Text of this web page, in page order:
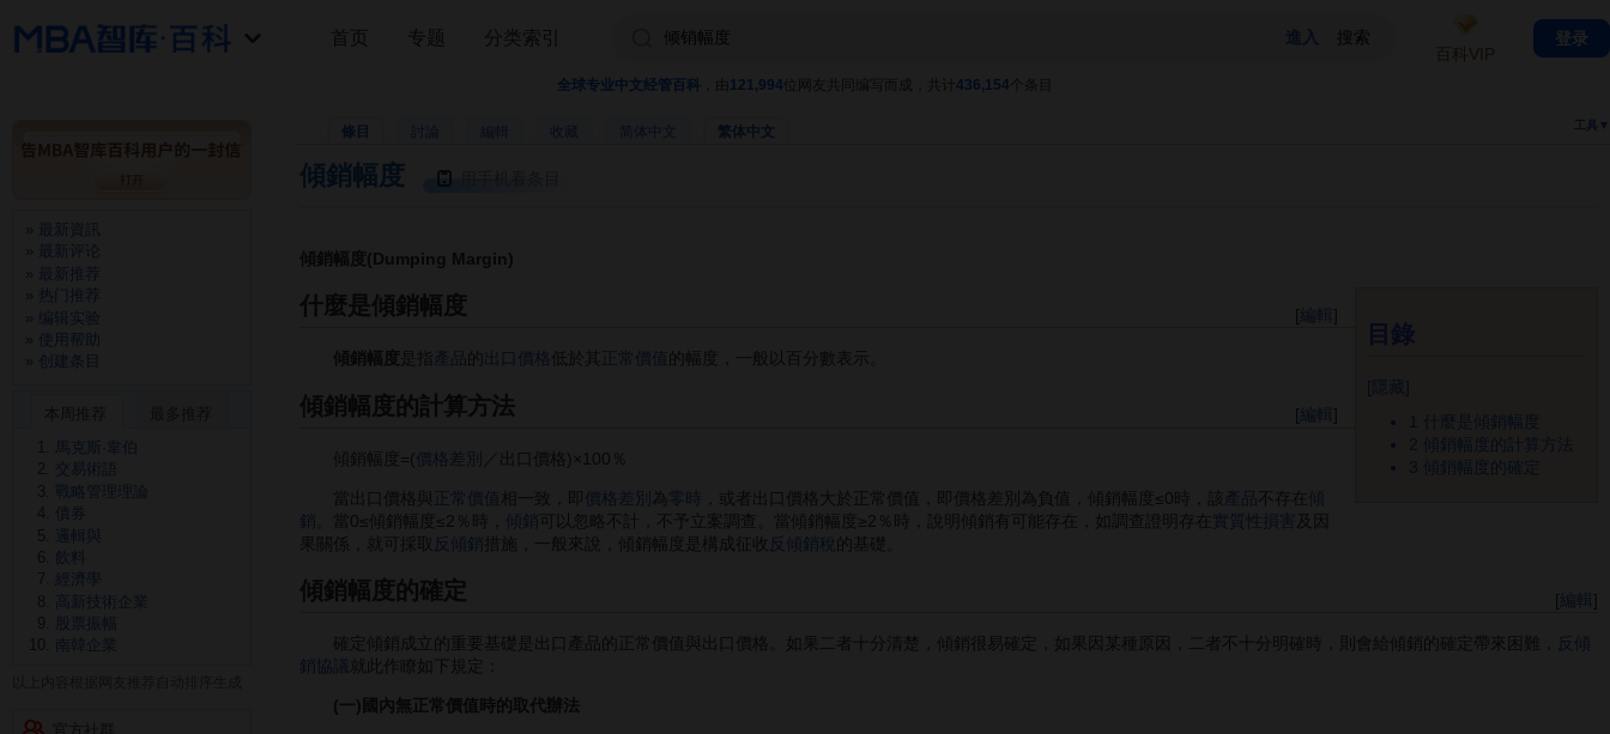
全球专业中文经管百科 121,994 位网友共同编写而成，共计 436,154 个条目
條目 收藏 繁体中文 工具▼
傾銷幅度
傾銷幅度(Dumping Margin)
1 什麼是傾銷幅度
2
傾銷幅度的計算方法
3
傾銷幅度的確定
[編輯
什麼是傾銷幅度
傾銷幅度 是指 產品的 出口 價格低於其 正常價值 的幅度，一般以百分數表示。
[編輯
傾銷幅度的計算方法
傾銷幅度=( 價格差別 ／出口價格)×100％
當出口價格與 正常價值 相一致，即 價格差別 為 零時 ，或者出口價格大於正常價值，即價格差別為負值，傾銷幅度≤0時，該 產品不存在
傾
銷
。當0≤傾銷幅度≤2％時， 傾銷 可以忽略不計，不予立案調查。當傾銷幅度≥2％時，說明傾銷有可能存在，如調查證明存在 實質性損害 及因
果關係，就可採取 反傾銷 措施，一般來說，傾銷幅度是構成征收 反傾銷稅的基礎。
[編輯
傾銷幅度的確定
確定傾銷成立的重要基礎是出口產品的正常價值與出口價格。如果二者十分清楚，傾銷很易確定，如果因某種原因，二者不十分明確時，則會給傾銷的確定帶來困難，
反傾
銷協議
就此作瞭如下規定：
(一)國內無正常價值時的取代辦法
首页 专题 分类索引
百科VIP
登录
最新資訊
最新评论
最新推荐
热门推荐
编辑实验
使用帮助
创建条目
馬克斯·韋伯
交易術語
戰略管理理論
債券
邏輯與
飲料
經濟學
高新技術企業
股票振幅
南韓企業